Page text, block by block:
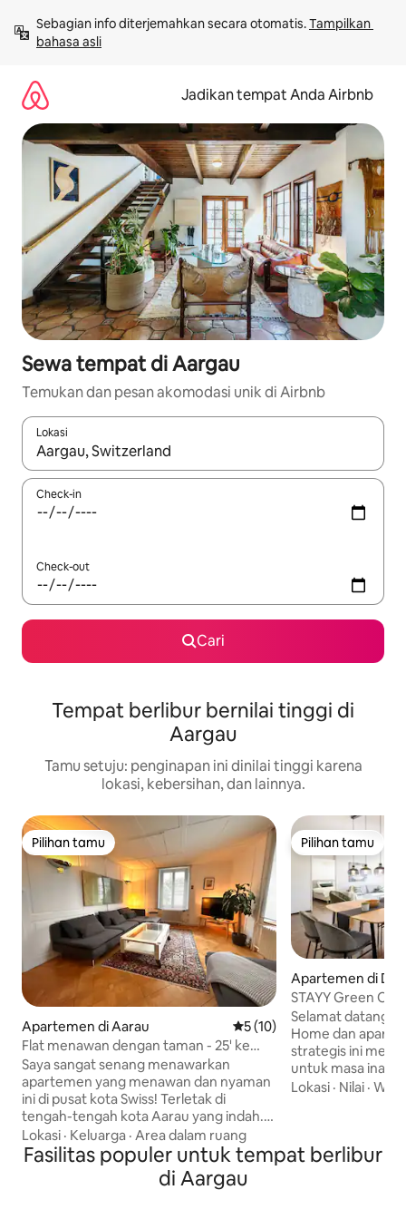
langsung
lihat
Sebagian info diterjemahkan secara otomatis. Tampilkan
bahasa asli
Jadikan tempat Anda Airbnb
Sewa tempat di Aargau
Temukan dan pesan akomodasi unik di Airbnb
Lokasi
Jika hasil yang dicari tersedia, telusuri dengan tombol panah
Check-in
Check-out
Cari
Tempat berlibur bernilai tinggi di
Aargau
Tamu setuju: penginapan ini dinilai tinggi karena
lokasi, kebersihan, dan lainnya.
Pilihan tamu
Pilihan tamu
Apartemen di Aarau Nilai rata-rata 5 dari 5, 10
5 (10)
Flat menawan dengan taman - 25' ke
pusat Zurich
Saya sangat senang menawarkan
apartemen yang menawan dan nyaman
ini di pusat kota Swiss! Terletak di
tengah-tengah kota Aarau yang indah.
Zurich, Basel, Bern, dan Lucerne
semuanya mudah dijangkau dengan
kereta api atau mobil (30-45 menit).
Apartemen ini berada di rumah
Lokasi · Keluarga · Area dalam ruang
Pilihan tamu
Pilihan tamu
Apartemen di
STAYY Green
TV gratis
Selamat datang di
Home dan
strategis ini
untuk masa inap
jangka panjang
duduk taman
Lokasi · Nilai ·Wifi
Fasilitas populer untuk tempat berlibur
di Aargau